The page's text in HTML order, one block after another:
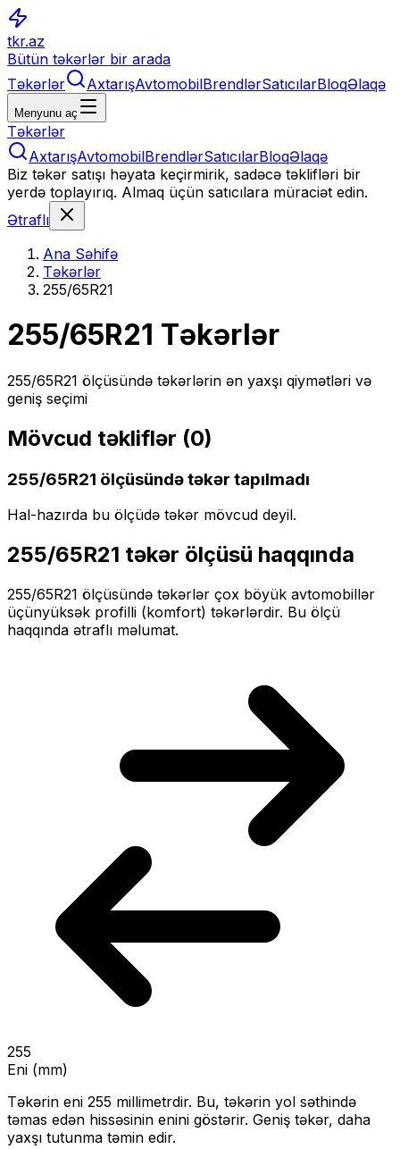
tkr.az
Bütün təkərlər bir arada
Təkərlər
AxtarışAvtomobilBrendlərSatıcılarBloqƏlaqə
Menyunu aç
Təkərlər
AxtarışAvtomobilBrendlərSatıcılarBloqƏlaqə
Biz təkər satışı həyata keçirmirik, sadəcə təklifləri bir
yerdə toplayırıq. Almaq üçün satıcılara müraciət edin.
Ətraflı
Ana Səhifə
Təkərlər
255/65R21
255/65R21 Təkərlər
255/65R21 ölçüsündə təkərlərin ən yaxşı qiymətləri və
geniş seçimi
Mövcud təkliflər (0)
255/65R21 ölçüsündə təkər tapılmadı
Hal-hazırda bu ölçüdə təkər mövcud deyil.
255/65R21 təkər ölçüsü haqqında
255/65R21 ölçüsündə təkərlər çox böyük avtomobillər
üçünyüksək profilli (komfort) təkərlərdir. Bu ölçü
haqqında ətraflı məlumat.
255
Eni (mm)
Təkərin eni 255 millimetrdir. Bu, təkərin yol səthində
təmas edən hissəsinin enini göstərir. Geniş təkər, daha
yaxşı tutunma təmin edir.